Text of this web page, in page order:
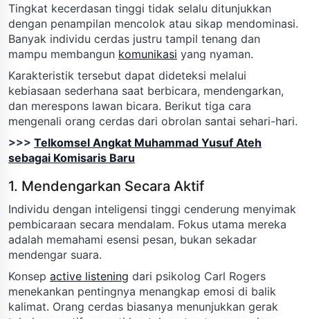
Tingkat kecerdasan tinggi tidak selalu ditunjukkan
dengan penampilan mencolok atau sikap mendominasi.
Banyak individu cerdas justru tampil tenang dan
mampu membangun komunikasi yang nyaman.
Karakteristik tersebut dapat dideteksi melalui
kebiasaan sederhana saat berbicara, mendengarkan,
dan merespons lawan bicara. Berikut tiga cara
mengenali orang cerdas dari obrolan santai sehari-hari.
>>> Telkomsel Angkat Muhammad Yusuf Ateh
sebagai Komisaris Baru
1. Mendengarkan Secara Aktif
Individu dengan inteligensi tinggi cenderung menyimak
pembicaraan secara mendalam. Fokus utama mereka
adalah memahami esensi pesan, bukan sekadar
mendengar suara.
Konsep active listening dari psikolog Carl Rogers
menekankan pentingnya menangkap emosi di balik
kalimat. Orang cerdas biasanya menunjukkan gerak